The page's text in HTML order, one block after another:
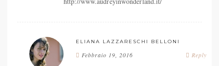
ELIANA LAZZARESCHI BELLONI
Reply
Febbraio 19, 2016